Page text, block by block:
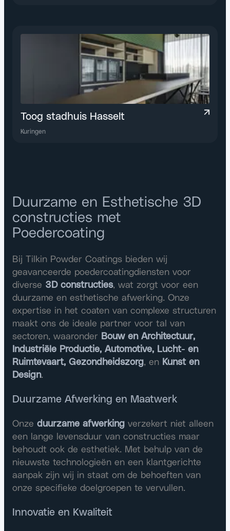
Toog stadhuis Hasselt
Kuringen
Duurzame en Esthetische 3D
constructies met
Poedercoating
Bij Tilkin Powder Coatings bieden wij
geavanceerde poedercoatingdiensten voor
diverse 3D constructies, wat zorgt voor een
duurzame en esthetische afwerking. Onze
expertise in het coaten van complexe structuren
maakt ons de ideale partner voor tal van
sectoren, waaronder Bouw en Architectuur,
Industriële Productie, Automotive, Lucht- en
Ruimtevaart, Gezondheidszorg , en Kunst en
Design.
Duurzame Afwerking en Maatwerk
Onze duurzame afwerking verzekert niet alleen
een lange levensduur van constructies maar
behoudt ook de esthetiek. Met behulp van de
nieuwste technologieën en een klantgerichte
aanpak zijn wij in staat om de behoeften van
onze specifieke doelgroepen te vervullen.
Innovatie en Kwaliteit